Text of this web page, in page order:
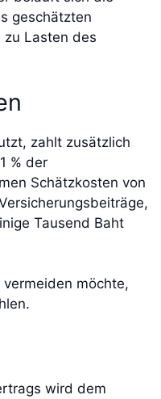
geschätzten
zu Lasten des
zahlt zusätzlich
% der
Schätzkosten von
Tausend Baht
möchte,
wird dem